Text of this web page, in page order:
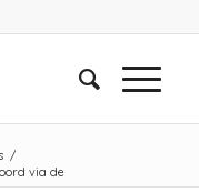
/
via de